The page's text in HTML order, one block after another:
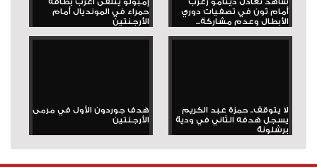
شاهد تعادل دينامو زغرب
أمام ثون في تصفيات دوري
الأبطال وعدم مشاركة...
إمبولو يتلقى أغرب بطاقة
حمراء في المونديال أمام
الأرجنتين
لا يتوقف.. حمزة عبد الكريم
يسجل هدفه الثاني في ودية
برشلونة
هدف جوردون الأول في مرمى
الأرجنتين